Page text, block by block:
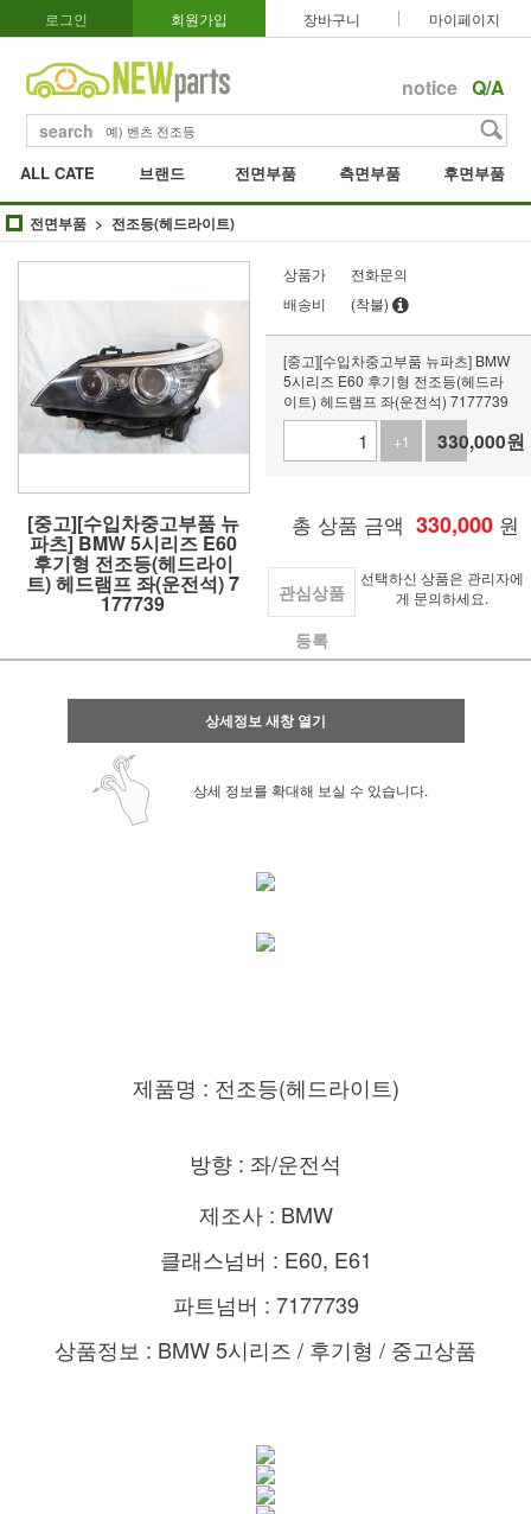
로그인 회원가입 장바구니 마이페이지
notice Q/A
search
ALL CATE 브랜드 전면부품 측면부품 후면부품
전면부품 전조등(헤드라이트)
[중고][수입차중고부품 뉴
파츠] BMW 5시리즈 E60
후기형 전조등(헤드라이
트) 헤드램프 좌(운전석) 7
177739
상품가
전화문의
배송비
(착불)
[중고][수입차중고부품 뉴파츠] BMW
5시리즈 E60 후기형 전조등(헤드라
이트) 헤드램프 좌(운전석) 7177739
+1
-1
330,000원
총 상품 금액 330,000 원
관심상품
등록
선택하신 상품은 관리자에
게 문의하세요.
상세정보 새창 열기
상세 정보를 확대해 보실 수 있습니다.
제품명 : 전조등(헤드라이트)
방향 : 좌/운전석
제조사 : BMW
클래스넘버 : E60, E61
파트넘버 : 7177739
상품정보 : BMW 5시리즈 / 후기형 / 중고상품